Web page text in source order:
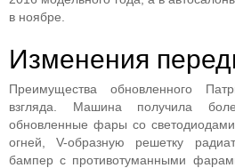
в ноябре.
Изменения
Преимущества обновленного
взгляда. Машина получила
обновленные фары со
огней, V-образную решетку
бампер с противотуманными